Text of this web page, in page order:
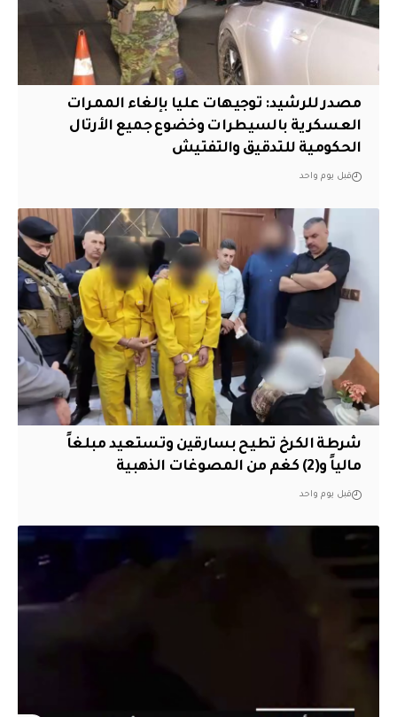
مصدر للرشيد: توجيهات عليا بإلغاء الممرات
العسكرية بالسيطرات وخضوع جميع الأرتال
الحكومية للتدقيق والتفتيش
قبل يوم واحد
شرطة الكرخ تطيح بسارقين وتستعيد مبلغاً
مالياً و(2) كغم من المصوغات الذهبية
قبل يوم واحد